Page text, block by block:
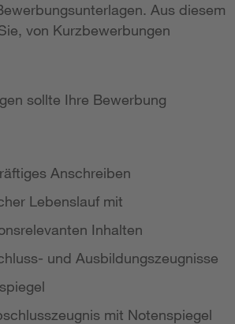
Aus diesem
von Kurzbewerbungen
sollte Ihre Bewerbung
Anschreiben
Lebenslauf mit
Inhalten
und Ausbildungszeugnisse
mit Notenspiegel